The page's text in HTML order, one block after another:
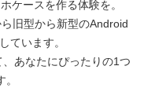
ケースを作る体験を。
旧型から新型のAndroid
ています。
あなたにぴったりの1つ